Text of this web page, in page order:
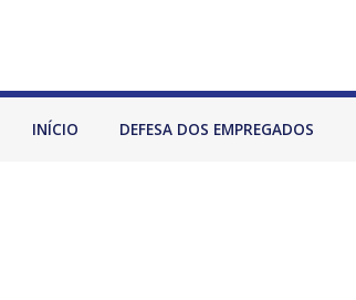
INÍCIO DEFESA DOS EMPREGADOS